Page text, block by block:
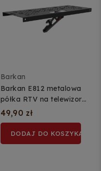
Barkan
Barkan E812 metalowa
półka RTV na telewizor
305 × 120 mm
49,90 zł
DODAJ DO KOSZYKA